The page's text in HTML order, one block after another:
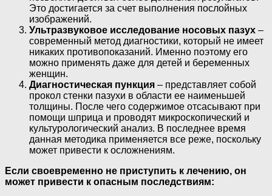
Это достигается за счет выполнения послойных
изображений.
Ультразвуковое исследование носовых пазух –
современный метод диагностики, который не имеет
никаких противопоказаний. Именно поэтому его
можно применять даже для детей и беременных
женщин.
Диагностическая пункция – представляет собой
прокол стенки пазухи в области ее наименьшей
толщины. После чего содержимое отсасывают при
помощи шприца и проводят микроскопический и
культурологический анализ. В последнее время
данная методика применяется все реже, поскольку
может привести к осложнениям.
Если своевременно не приступить к лечению, он
может привести к опасным последствиям: